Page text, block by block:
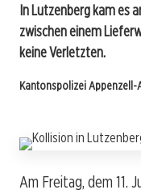
In Lutzenberg kam es
zwischen einem
keine Verletzten.
Kantonspolizei Appenzell-
Am Freitag, dem 11.